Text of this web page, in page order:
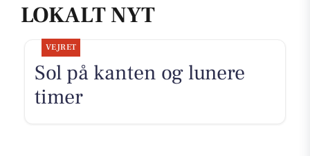
LOKALT NYT
VEJRET
Sol på kanten og lunere
timer